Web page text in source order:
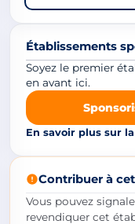
Établissements
Soyez le premier
en avant ici.
En savoir plus sur
Contribuer à
Vous pouvez
revendiquer cet